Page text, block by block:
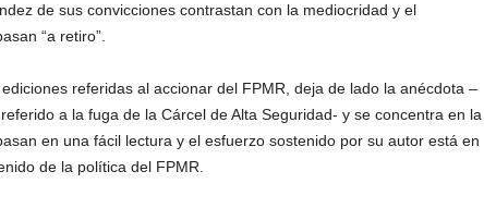
de sus convicciones contrastan con la mediocridad y el
“a retiro”.
referidas al accionar del FPMR, deja de lado la anécdota –
a la fuga de la Cárcel de Alta Seguridad- y se concentra en la
en una fácil lectura y el esfuerzo sostenido por su autor está en
de la política del FPMR.